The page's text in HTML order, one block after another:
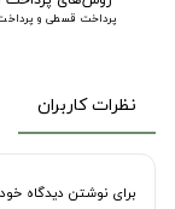
پرداخت قسطی و
نظرات کاربران
برای نوشتن دیدگاه خود